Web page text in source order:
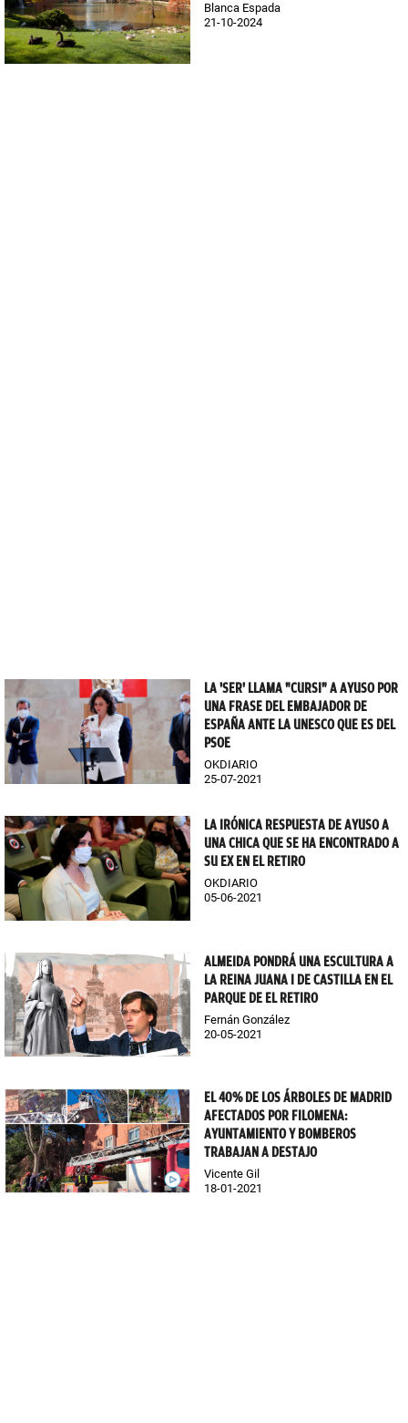
Blanca Espada
21-10-2024
LA 'SER' LLAMA "CURSI" A AYUSO POR
UNA FRASE DEL EMBAJADOR DE
ESPAÑA ANTE LA UNESCO QUE ES DEL
PSOE
OKDIARIO
25-07-2021
LA IRÓNICA RESPUESTA DE AYUSO A
UNA CHICA QUE SE HA ENCONTRADO A
SU EX EN EL RETIRO
OKDIARIO
05-06-2021
ALMEIDA PONDRÁ UNA ESCULTURA A
LA REINA JUANA I DE CASTILLA EN EL
PARQUE DE EL RETIRO
Fernán González
20-05-2021
EL 40% DE LOS ÁRBOLES DE MADRID
AFECTADOS POR FILOMENA:
AYUNTAMIENTO Y BOMBEROS
TRABAJAN A DESTAJO
Vicente Gil
18-01-2021